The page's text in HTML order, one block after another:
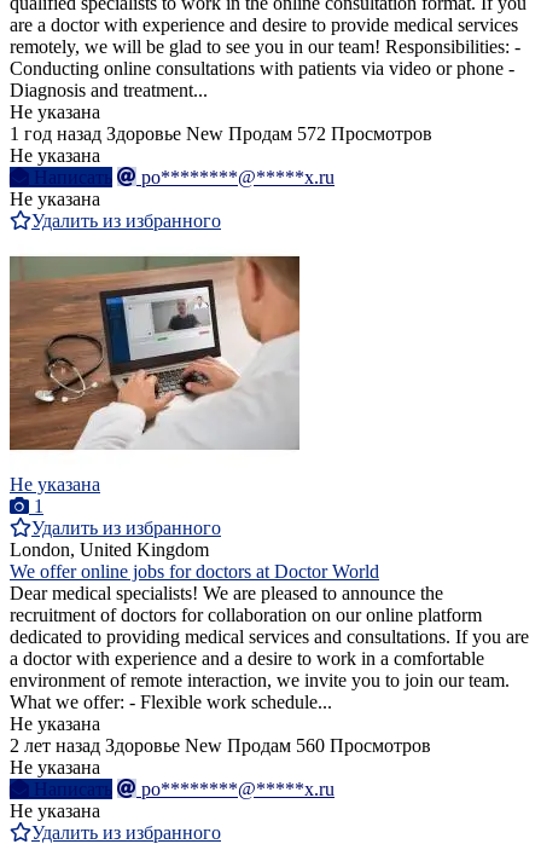
are a doctor with experience and desire to provide medical services
remotely, we will be glad to see you in our team! Responsibilities: -
Conducting online consultations with patients via video or phone -
Diagnosis and treatment...
Не указана
1 год назад Здоровье New Продам 572 Просмотров
Не указана
Написать
po********@*****x.ru
Не указана
Удалить из избранного
Не указана
1
Удалить из избранного
London, United Kingdom
We offer online jobs for doctors at Doctor World
Dear medical specialists! We are pleased to announce the
recruitment of doctors for collaboration on our online platform
dedicated to providing medical services and consultations. If you are
a doctor with experience and a desire to work in a comfortable
environment of remote interaction, we invite you to join our team.
What we offer: - Flexible work schedule...
Не указана
2 лет назад Здоровье New Продам 560 Просмотров
Не указана
Написать
po********@*****x.ru
Не указана
Удалить из избранного